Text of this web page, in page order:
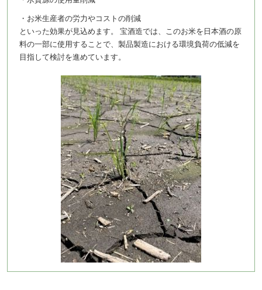
・お米生産者の労力やコストの削減
といった効果が見込めます。 宝酒造では、このお米を日本酒の原
料の一部に使用することで、製品製造における環境負荷の低減を
目指して検討を進めています。